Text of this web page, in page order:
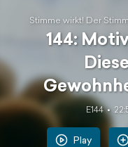
Stimme wirkt! Der
144:
E144
Play